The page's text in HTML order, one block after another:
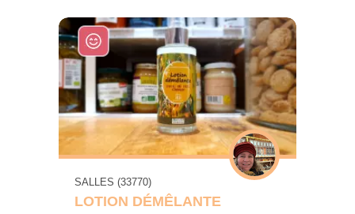
SALLES (33770)
LOTION DÉMÊLANTE